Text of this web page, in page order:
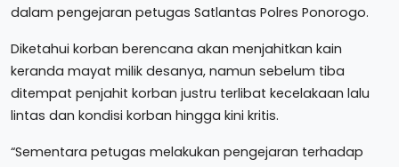
dalam pengejaran petugas Satlantas Polres Ponorogo.
Diketahui korban berencana akan menjahitkan kain
keranda mayat milik desanya, namun sebelum tiba
ditempat penjahit korban justru terlibat kecelakaan lalu
lintas dan kondisi korban hingga kini kritis.
“Sementara petugas melakukan pengejaran terhadap